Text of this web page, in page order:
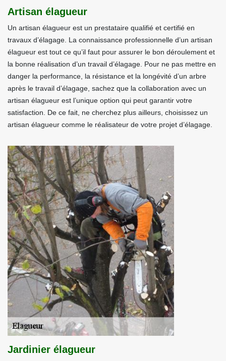
Artisan élagueur
Un artisan élagueur est un prestataire qualifié et certifié en
travaux d’élagage. La connaissance professionnelle d’un artisan
élagueur est tout ce qu’il faut pour assurer le bon déroulement et
la bonne réalisation d’un travail d’élagage. Pour ne pas mettre en
danger la performance, la résistance et la longévité d’un arbre
après le travail d’élagage, sachez que la collaboration avec un
artisan élagueur est l’unique option qui peut garantir votre
satisfaction. De ce fait, ne cherchez plus ailleurs, choisissez un
artisan élagueur comme le réalisateur de votre projet d’élagage.
Jardinier élagueur